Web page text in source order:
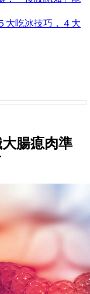
大吃冰技巧，４大
腸瘜肉準